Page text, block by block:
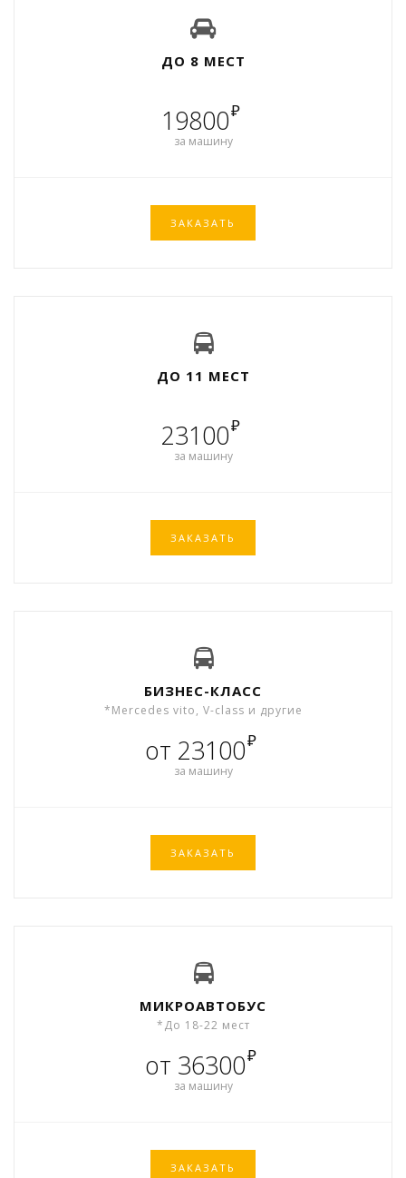
ДО 8 МЕСТ
19800₽
за машину
ЗАКАЗАТЬ
ДО 11 МЕСТ
23100₽
за машину
ЗАКАЗАТЬ
БИЗНЕС-КЛАСС
*Mercedes vito, V-class и другие
от 23100₽
за машину
ЗАКАЗАТЬ
МИКРОАВТОБУС
*До 18-22 мест
от 36300₽
за машину
ЗАКАЗАТЬ